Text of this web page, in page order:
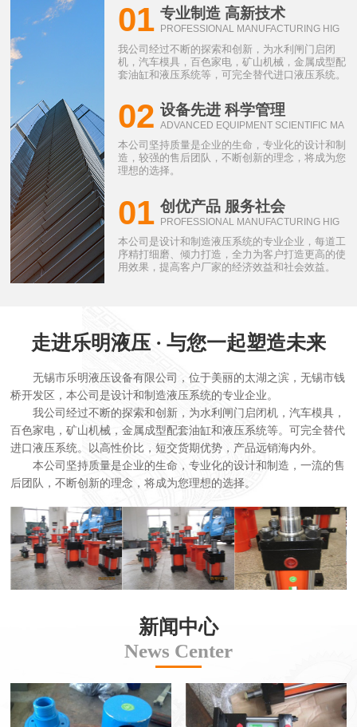
01 专业制造 高新技术
PROFESSIONAL MANUFACTURING HIG
我公司经过不断的探索和创新，为水利闸门启闭
机，汽车模具，百色家电，矿山机械，金属成型配
套油缸和液压系统等，可完全替代进口液压系统。
02 设备先进 科学管理
ADVANCED EQUIPMENT SCIENTIFIC MA
本公司坚持质量是企业的生命，专业化的设计和制
造，较强的售后团队，不断创新的理念，将成为您
理想的选择。
01 创优产品 服务社会
PROFESSIONAL MANUFACTURING HIG
本公司是设计和制造液压系统的专业企业，每道工
序精打细磨、倾力打造，全力为客户打造更高的使
用效果，提高客户厂家的经济效益和社会效益。
走进乐明液压 · 与您一起塑造未来
无锡市乐明液压设备有限公司，位于美丽的太湖之滨，无锡市钱
桥开发区，本公司是设计和制造液压系统的专业企业。
我公司经过不断的探索和创新，为水利闸门启闭机，汽车模具，
百色家电，矿山机械，金属成型配套油缸和液压系统等。可完全替代
进口液压系统。以高性价比，短交货期优势，产品远销海内外。
本公司坚持质量是企业的生命，专业化的设计和制造，一流的售
后团队，不断创新的理念，将成为您理想的选择。
新闻中心
News Center